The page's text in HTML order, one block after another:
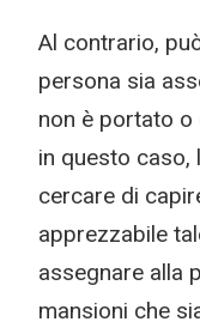
Al contrario,
persona sia
non è portato o
in questo caso,
cercare di
apprezzabile
assegnare alla
mansioni che